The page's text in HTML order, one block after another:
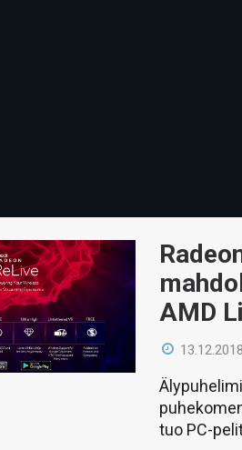
AMD
tuo PC-